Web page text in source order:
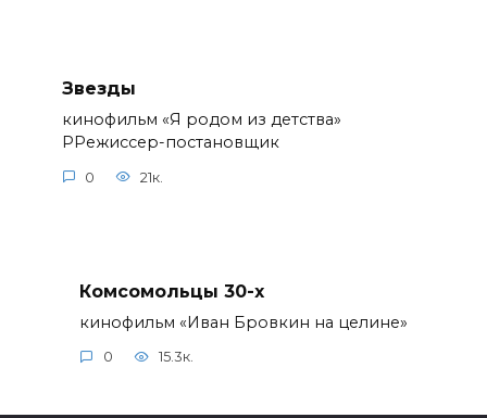
Звезды
кинофильм «Я родом из детства»
РРежиссер-постановщик
0 21к.
Комсомольцы 30-x
кинофильм «Иван Бровкин на целине»
0 15.3к.